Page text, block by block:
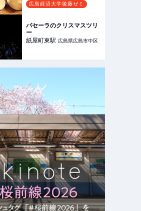
広島経済大学後藤ゼミ
パセーラのクリスマスツリ
ー
紙屋町東駅 広島県広島市中区